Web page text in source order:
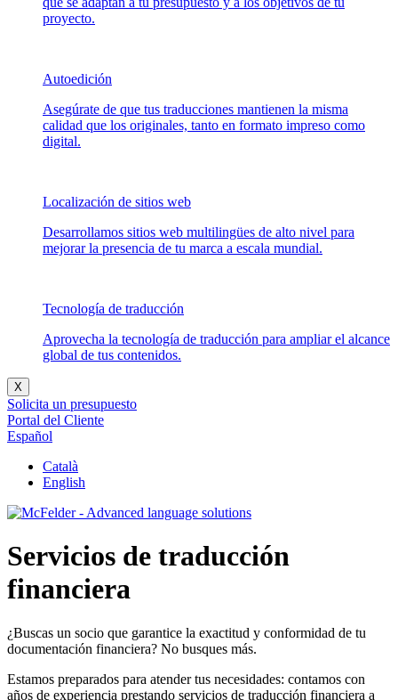
proyecto.
Autoedición
Asegúrate de que tus traducciones mantienen la misma
calidad que los originales, tanto en formato impreso como
digital.
Localización de sitios web
Desarrollamos sitios web multilingües de alto nivel para
mejorar la presencia de tu marca a escala mundial.
Tecnología de traducción
Aprovecha la tecnología de traducción para ampliar el alcance
global de tus contenidos.
X
Solicita un presupuesto
Portal del Cliente
Español
Català
English
Servicios de traducción
financiera
¿Buscas un socio que garantice la exactitud y conformidad de tu
documentación financiera? No busques más.
Estamos preparados para atender tus necesidades: contamos con
años de experiencia prestando servicios de traducción financiera a